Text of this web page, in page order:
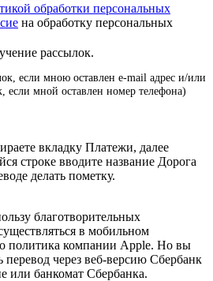
обработки персональных
на обработку персональных
рассылок.
если мною оставлен e-mail адрес и/или
если мной оставлен номер телефона)
вкладку Платежи, далее
строке вводите название Дорога
делать пометку.
благотворительных
в мобильном
политика компании Apple. Но вы
перевод через веб-версию Сбербанк
или банкомат Сбербанка.